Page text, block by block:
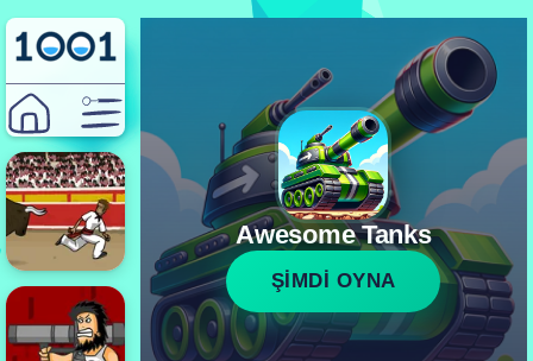
Awesome Tanks
ŞİMDİ OYNA